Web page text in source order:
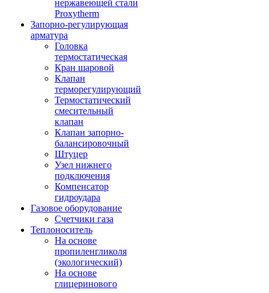
нержавеющей стали
Proxytherm
Запорно-регулирующая
арматура
Головка
термостатическая
Кран шаровой
Клапан
терморегулирующий
Термостатический
смесительный
клапан
Клапан запорно-
балансировочный
Штуцер
Узел нижнего
подключения
Компенсатор
гидроудара
Газовое оборудование
Счетчики газа
Теплоноситель
На основе
пропиленгликоля
(экологический)
На основе
глицеринового